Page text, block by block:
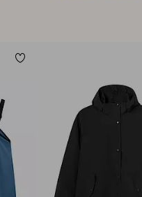
Lägg till i favoriter
146/152 158/164